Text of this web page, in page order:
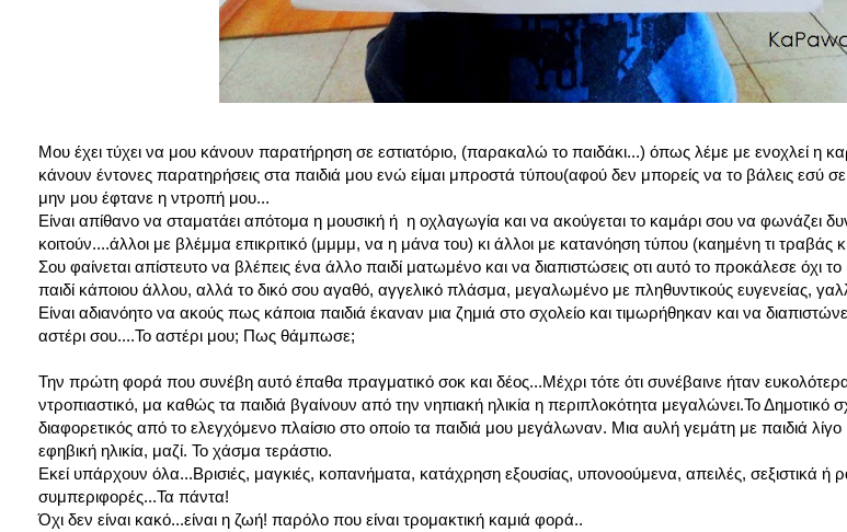
Μου έχει τύχει να μου κάνουν παρατήρηση σε εστιατόριο, (παρακαλώ το παιδάκι...) όπως λέμε με ενοχλεί η
κάνουν έντονες παρατηρήσεις στα παιδιά μου ενώ είμαι μπροστά τύπου(αφού δεν μπορείς να το βάλεις εσύ
μην μου έφτανε η ντροπή μου...
Είναι απίθανο να σταματάει απότομα η μουσική ή η οχλαγωγία και να ακούγεται το καμάρι σου να φωνάζει
κοιτούν....άλλοι με βλέμμα επικριτικό (μμμμ, να η μάνα του) κι άλλοι με κατανόηση τύπου (καημένη τι τραβάς
Σου φαίνεται απίστευτο να βλέπεις ένα άλλο παιδί ματωμένο και να διαπιστώσεις οτι αυτό το προκάλεσε όχι
παιδί κάποιου άλλου, αλλά το δικό σου αγαθό, αγγελικό πλάσμα, μεγαλωμένο με πληθυντικούς ευγενείας,
Είναι αδιανόητο να ακούς πως κάποια παιδιά έκαναν μια ζημιά στο σχολείο και τιμωρήθηκαν και να
αστέρι σου....Το αστέρι μου; Πως θάμπωσε;
Την πρώτη φορά που συνέβη αυτό έπαθα πραγματικό σοκ και δέος...Μέχρι τότε ότι συνέβαινε ήταν ευκολότερα
ντροπιαστικό, μα καθώς τα παιδιά βγαίνουν από την νηπιακή ηλικία η περιπλοκότητα μεγαλώνει.Το Δημοτικό
διαφορετικός από το ελεγχόμενο πλαίσιο στο οποίο τα παιδιά μου μεγάλωναν. Μια αυλή γεμάτη με παιδιά λίγο
εφηβική ηλικία, μαζί. Το χάσμα τεράστιο.
Εκεί υπάρχουν όλα...Βρισιές, μαγκιές, κοπανήματα, κατάχρηση εξουσίας, υπονοούμενα, απειλές, σεξιστικά ή
συμπεριφορές...Τα πάντα!
Όχι δεν είναι κακό...είναι η ζωή! παρόλο που είναι τρομακτική καμιά φορά..